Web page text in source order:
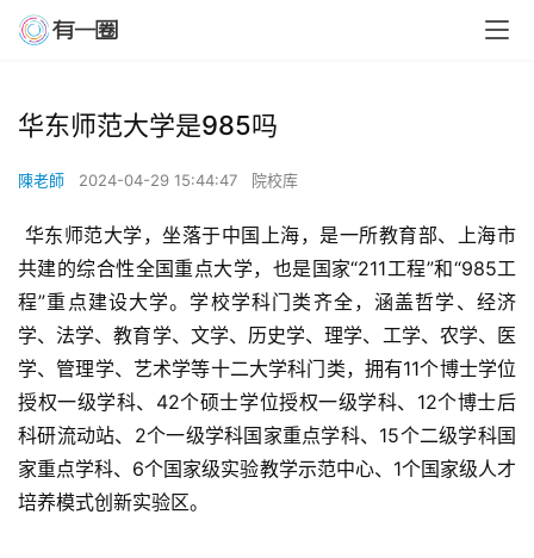
华东师范大学是985吗
陳老師 2024-04-29 15:44:47 院校库
共建的综合性全国重点大学，也是国家“211工程”和“985工
程”重点建设大学。学校学科门类齐全，涵盖哲学、经济
学、法学、教育学、文学、历史学、理学、工学、农学、医
学、管理学、艺术学等十二大学科门类，拥有11个博士学位
授权一级学科、42个硕士学位授权一级学科、12个博士后
科研流动站、2个一级学科国家重点学科、15个二级学科国
家重点学科、6个国家级实验教学示范中心、1个国家级人才
培养模式创新实验区。